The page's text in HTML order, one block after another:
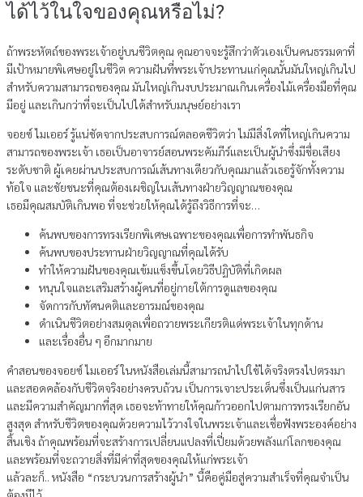
ได้ไว้ในใจของคุณหรือไม่?
ถ้าพระหัตถ์ของพระเจ้าอยู่บนชีวิตคุณ คุณอาจจะรู้สึกว่าตัวเองเป็นคนธรรมดาที่
มีเป้าหมายพิเศษอยู่ในชีวิต ความฝันที่พระเจ้าประทานแก่คุณนั้นมันใหญ่เกินไป
สำหรับความสามารถของคุณ มันใหญ่เกินงบประมาณเกินเครื่องไม้เครื่องมือที่คุณ
มีอยู่ และเกินกว่าที่จะเป็นไปได้สำหรับมนุษย์อย่างเรา
จอยซ์ ไมเออร์ รู้แน่ชัดจากประสบการณ์ตลอดชีวิตว่า ไม่มีสิ่งใดที่ใหญ่เกินความ
สามารถของพระเจ้า เธอเป็นอาจารย์สอนพระคัมภีร์และเป็นผู้นำซึ่งมีชื่อเสียง
ระดับชาติ ผู้เคยผ่านประสบการณ์เส้นทางเดียวกับคุณมาแล้วเธอรู้จักทั้งความ
ท้อใจ และชัยชนะที่คุณต้องเผชิญในเส้นทางฝ่ายวิญญาณของคุณ
เธอมีคุณสมบัติเกินพอ ที่จะช่วยให้คุณได้รู้ถึงวิธีการที่จะ…
ค้นพบของการทรงเรียกพิเศษเฉพาะของคุณเพื่อการทำพันธกิจ
ค้นพบของประทานฝ่ายวิญญาณที่คุณได้รับ
ทำให้ความฝันของคุณเข้มแข็งขึ้นโดยวิธีปฏิบัติที่เกิดผล
หนุนใจและเสริมสร้างผู้คนที่อยู่กายใต้การดูแลของคุณ
จัดการกับทัศนคติและอารมณ์ของคุณ
ดำเนินชีวิตอย่างสมดุลเพื่อถวายพระเกียรติแด่พระเจ้าในทุกด้าน
และเรื่องอื่น ๆ อีกมากมาย
คำสอนของจอยซ์ ไมเออร์ ในหนังสือเล่มนี้สามารถนำไปใช้ได้จริงตรงไปตรงมา
และสอดคล้องกับชีวิตจริงอย่างครบถ้วน เป็นการเจาะประเด็นซึ่งเป็นแก่นสาร
และมีความสำคัญมากที่สุด เธอจะท้าทายให้คุณก้าวออกไปตามการทรงเรียกอัน
สูงสุด สำหรับชีวิตของคุณด้วยความไว้วางใจในพระเจ้าและเชื่อฟังพระองค์อย่าง
สิ้นเชิง ถ้าคุณพร้อมที่จะสร้างการเปลี่ยนแปลงที่เปี่ยมด้วยพลังแก่โลกของคุณ
และพร้อมที่จะถวายสิ่งที่มีค่าที่สุดของคุณให้แก่พระเจ้า
แล้วละก็.. หนังสือ “กระบวนการสร้างผู้นำ” นี้คือคู่มือสู่ความสำเร็จที่คุณจำเป็น